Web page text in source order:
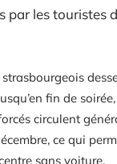
par les touristes
fin de
circulent
ce qui
sans voiture.